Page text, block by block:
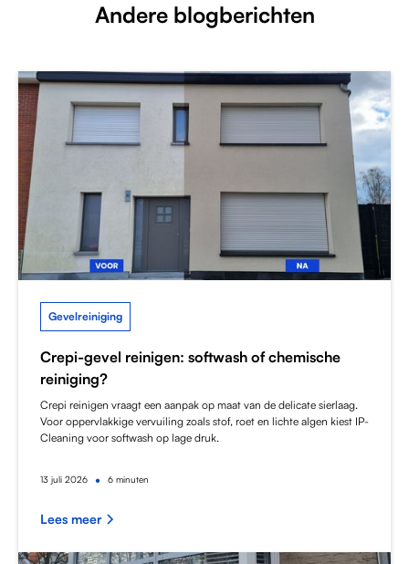
Andere blogberichten
Gevelreiniging
Crepi-gevel reinigen: softwash of chemische
reiniging?
Crepi reinigen vraagt een aanpak op maat van de delicate sierlaag.
Voor oppervlakkige vervuiling zoals stof, roet en lichte algen kiest IP-
Cleaning voor softwash op lage druk.
13 juli 2026 • 6 minuten
Lees meer